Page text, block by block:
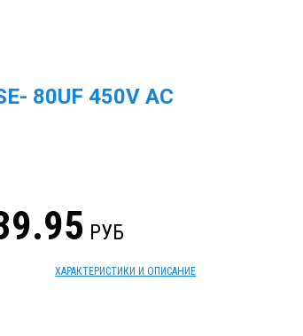
80UF 450V AC
РУБ
ХАРАКТЕРИСТИКИ И ОПИСАНИЕ